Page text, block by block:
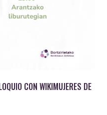
CON WIKIMUJERES DE